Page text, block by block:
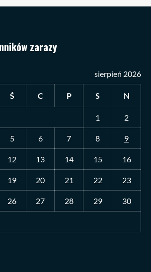
zarazy
sierpień 2026
Ś C P S N
1 2
5 6 7 8 9
12 13 14 15 16
19 20 21 22 23
26 27 28 29 30